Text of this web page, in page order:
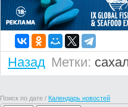
Назад Метки:
Поиск по дате / Календарь новостей